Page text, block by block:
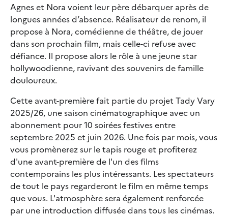
Agnes et Nora voient leur père débarquer après de
longues années d’absence. Réalisateur de renom, il
propose à Nora, comédienne de théâtre, de jouer
dans son prochain film, mais celle-ci refuse avec
défiance. Il propose alors le rôle à une jeune star
hollywoodienne, ravivant des souvenirs de famille
douloureux.
Cette avant-première fait partie du projet Tady Vary
2025/26, une saison cinématographique avec un
abonnement pour 10 soirées festives entre
septembre 2025 et juin 2026. Une fois par mois, vous
vous promènerez sur le tapis rouge et profiterez
d'une avant-première de l'un des films
contemporains les plus intéressants. Les spectateurs
de tout le pays regarderont le film en même temps
que vous. L'atmosphère sera également renforcée
par une introduction diffusée dans tous les cinémas.